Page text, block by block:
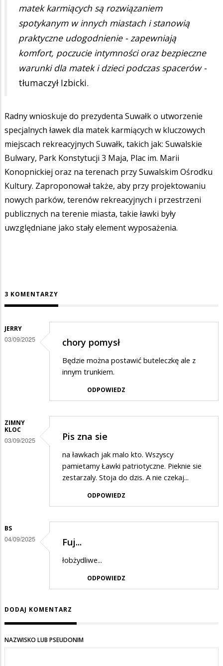
matek karmiących są rozwiązaniem
spotykanym w innych miastach i stanowią
praktyczne udogodnienie - zapewniają
komfort, poczucie intymności oraz bezpieczne
warunki dla matek i dzieci podczas spacerów -
tłumaczył Izbicki.
Radny wnioskuje do prezydenta Suwałk o utworzenie
specjalnych ławek dla matek karmiących w kluczowych
miejscach rekreacyjnych Suwałk, takich jak: Suwalskie
Bulwary, Park Konstytucji 3 Maja, Plac im. Marii
Konopnickiej oraz na terenach przy Suwalskim Ośrodku
Kultury. Zaproponował także, aby przy projektowaniu
nowych parków, terenów rekreacyjnych i przestrzeni
publicznych na terenie miasta, takie ławki były
uwzględniane jako stały element wyposażenia.
3 KOMENTARZY
JERRY
03/09/2025 chory pomysł
Będzie można postawić buteleczkę ale z
innym trunkiem.
ODPOWIEDZ
ZIMNY
KLOC
03/09/2025 Pis zna sie
na ławkach jak malo kto. Wszyscy
pamietamy Ławki patriotyczne. Pieknie sie
zestarzaly. Stoja do dzis. A nie czekaj...
ODPOWIEDZ
BS
04/09/2025 Fuj...
łobżydliwe...
ODPOWIEDZ
DODAJ KOMENTARZ
NAZWISKO LUB PSEUDONIM